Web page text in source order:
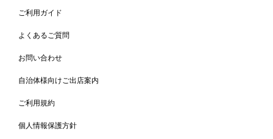
ご利用ガイド
よくあるご質問
お問い合わせ
自治体様向けご出店案内
ご利用規約
個人情報保護方針